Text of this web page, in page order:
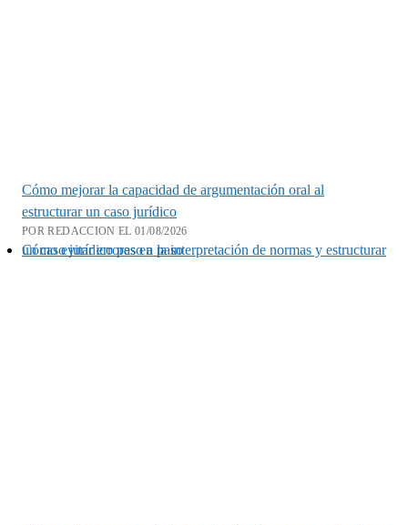
Cómo mejorar la capacidad de argumentación oral al
estructurar un caso jurídico
POR REDACCION EL 01/08/2026
Cómo evitar errores en la interpretación de normas y estructurar un caso jurídico paso a paso